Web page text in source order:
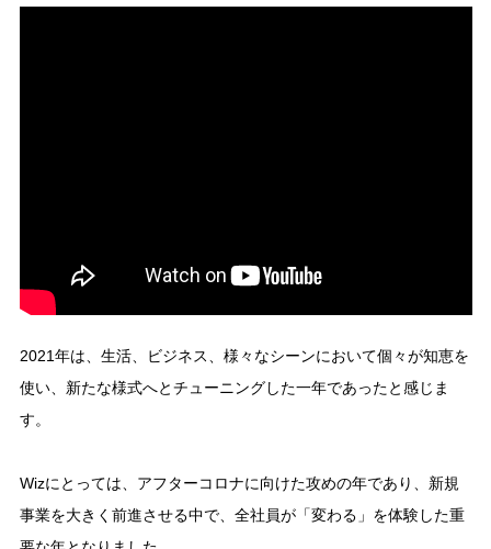
2021年は、生活、ビジネス、様々なシーンにおいて個々が知恵を
使い、新たな様式へとチューニングした一年であったと感じま
す。
Wizにとっては、アフターコロナに向けた攻めの年であり、新規
事業を大きく前進させる中で、全社員が「変わる」を体験した重